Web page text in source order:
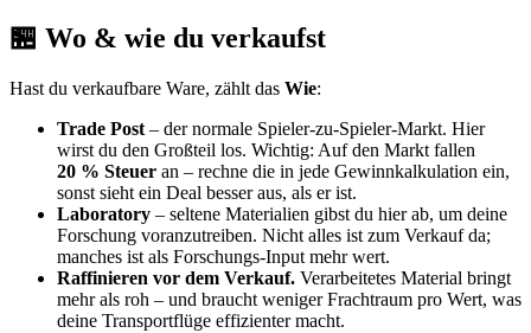
🏪 Wo & wie du verkaufst
Hast du verkaufbare Ware, zählt das Wie:
Trade Post – der normale Spieler-zu-Spieler-Markt. Hier
wirst du den Großteil los. Wichtig: Auf den Markt fallen
20 % Steuer an – rechne die in jede Gewinnkalkulation ein,
sonst sieht ein Deal besser aus, als er ist.
Laboratory – seltene Materialien gibst du hier ab, um deine
Forschung voranzutreiben. Nicht alles ist zum Verkauf da;
manches ist als Forschungs-Input mehr wert.
Raffinieren vor dem Verkauf. Verarbeitetes Material bringt
mehr als roh – und braucht weniger Frachtraum pro Wert, was
deine Transportflüge effizienter macht.